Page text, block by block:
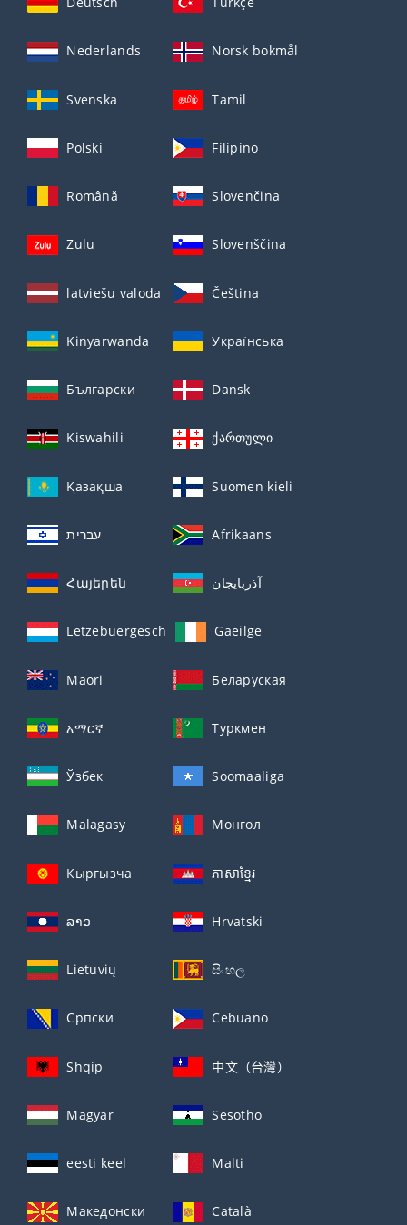
Nederlands Norsk bokmål
Svenska Tamil
Polski Filipino
Română Slovenčina
Zulu Slovenščina
latviešu valoda Čeština
Kinyarwanda Українська
Български Dansk
Kiswahili ქართული
Қазақша Suomen kieli
עברית Afrikaans
Հայերեն آذربايجان
Lëtzebuergesch Gaeilge
Maori Беларуская
አማርኛ Туркмен
Ўзбек Soomaaliga
Malagasy Монгол
Кыргызча ភាសាខ្មែរ
ລາວ Hrvatski
Lietuvių සිංහල
Српски Cebuano
Shqip 中文（台灣）
Magyar Sesotho
eesti keel Malti
Македонски Català